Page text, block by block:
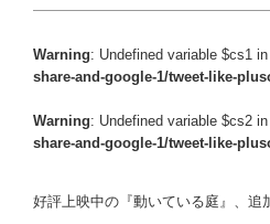
Warning: Undefined variable $cs1 in
share-and-google-1/tweet-like-
Warning: Undefined variable $cs2 in
share-and-google-1/tweet-like-
好評上映中の『動いている庭』、追